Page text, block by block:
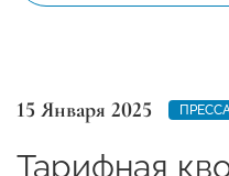
15 Января 2025
Тарифная